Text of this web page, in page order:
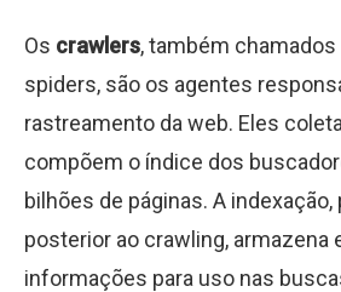
Os crawlers, também
spiders, são os agentes
rastreamento da web. Eles
compõem o índice dos
bilhões de páginas. A
posterior ao crawling, armazena
informações para uso nas